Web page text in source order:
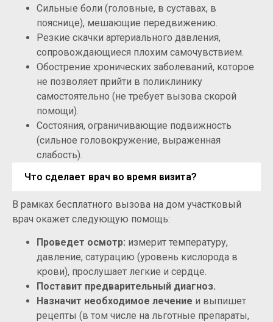
Сильные боли (головные, в суставах, в
пояснице), мешающие передвижению.
Резкие скачки артериального давления,
сопровождающиеся плохим самочувствием.
Обострение хронических заболеваний, которое
не позволяет прийти в поликлинику
самостоятельно (не требует вызова скорой
помощи).
Состояния, ограничивающие подвижность
(сильное головокружение, выраженная
слабость).
Что сделает врач во время визита?
В рамках бесплатного вызова на дом участковый
врач окажет следующую помощь:
Проведет осмотр: измерит температуру,
давление, сатурацию (уровень кислорода в
крови), прослушает легкие и сердце.
Поставит предварительный диагноз.
Назначит необходимое лечение и выпишет
рецепты (в том числе на льготные препараты,